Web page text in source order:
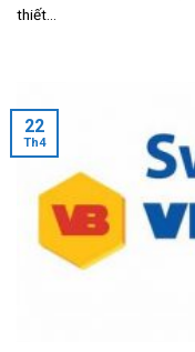
thiết...
22
Th4